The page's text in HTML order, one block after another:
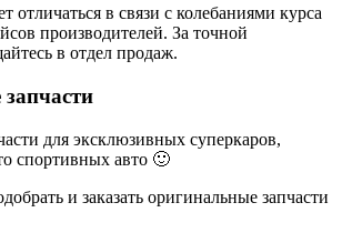
отличаться в связи с колебаниями курса
производителей. За точной
в отдел продаж.
для эксклюзивных суперкаров,
спортивных авто 🙂
и заказать оригинальные запчасти